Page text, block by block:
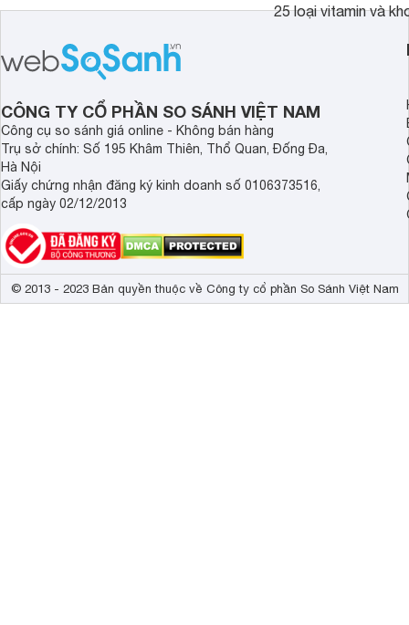
trẻ. Dưới đây là 7 loại sữa nước phát
1 tuổi tốt mà mẹ bỉm nên lựa chọn.
25 loại vitamin và
CÔNG TY CỔ PHẦN SO SÁNH VIỆT NAM
Công cụ so sánh giá online - Không bán hàng
Trụ sở chính: Số 195 Khâm Thiên, Thổ Quan, Đống Đa,
Hà Nội
Giấy chứng nhận đăng ký kinh doanh số 0106373516,
cấp ngày 02/12/2013
© 2013 - 2023 Bản quyền thuộc về Công ty cổ phần So Sánh Việt Nam